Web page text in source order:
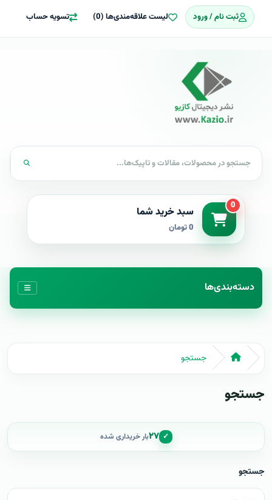
ثبت نام / ورود لیست علاقه‌مندی‌ها (0) تسویه حساب
0 سبد خرید شما
0 تومان
دسته‌بندی‌ها
جستجو
جستجو
✓ ۲۷بار خریداری شده
جستجو